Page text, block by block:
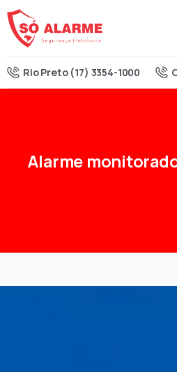
Rio Preto (17) 3354-1000
Alarme